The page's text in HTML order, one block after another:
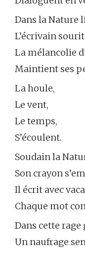
Dans la Nature
L’écrivain
La mélancolie
Maintient ses
La houle,
Le vent,
Le temps,
S’écoulent.
Soudain la
Son crayon
Il écrit avec
Chaque mot
Dans cette rage
Un naufrage